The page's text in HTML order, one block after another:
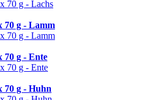
70 g - Lamm
70 g - Ente
70 g - Huhn